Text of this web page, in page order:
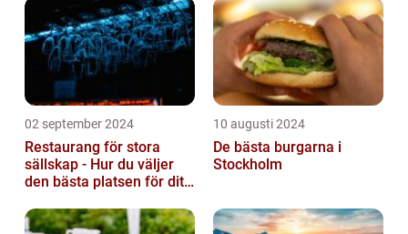
02 september 2024
Restaurang för stora
sällskap - Hur du väljer
den bästa platsen för ditt
10 augusti 2024
De bästa burgarna i
Stockholm